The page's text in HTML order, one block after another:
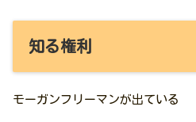
知る権利
モーガンフリーマンが出ている